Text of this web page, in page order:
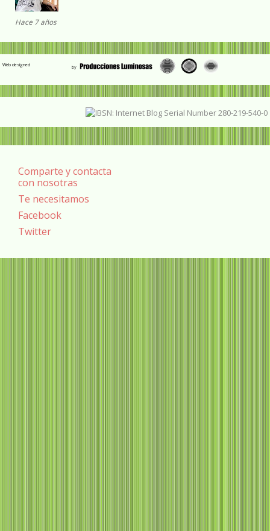
Hace 7 años
Web designed
Comparte y contacta
con nosotras
Te necesitamos
Facebook
Twitter